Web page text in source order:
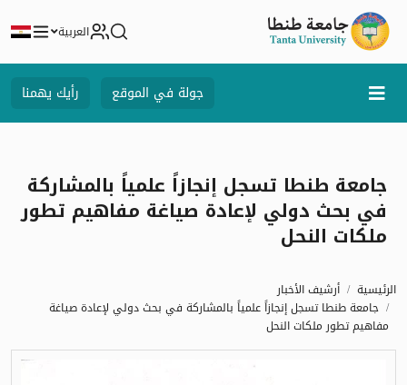
العربية
جولة في الموقع رأيك يهمنا
جامعة طنطا تسجل إنجازاً علمياً بالمشاركة
في بحث دولي لإعادة صياغة مفاهيم تطور
ملكات النحل
الرئيسية
أرشيف الأخبار
جامعة طنطا تسجل إنجازاً علمياً بالمشاركة في بحث دولي لإعادة صياغة
مفاهيم تطور ملكات النحل